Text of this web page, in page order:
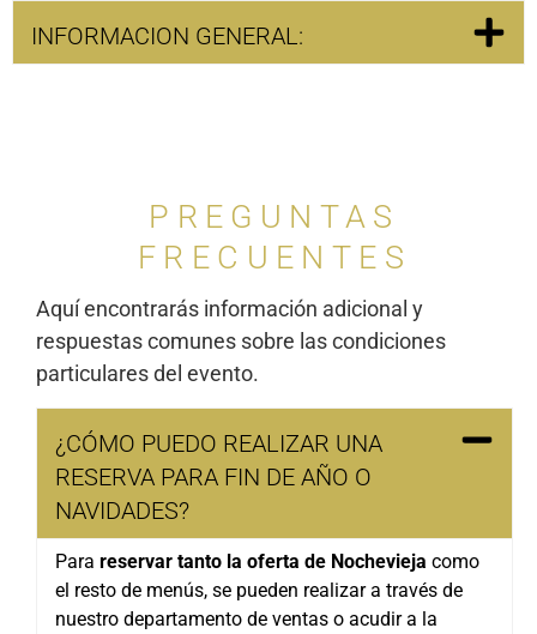
INFORMACION GENERAL:
PREGUNTAS
FRECUENTES
Aquí encontrarás información adicional y
respuestas comunes sobre las condiciones
particulares del evento.
¿CÓMO PUEDO REALIZAR UNA
RESERVA PARA FIN DE AÑO O
NAVIDADES?
Para reservar tanto la oferta de Nochevieja como
el resto de menús, se pueden realizar a través de
nuestro departamento de ventas o acudir a la